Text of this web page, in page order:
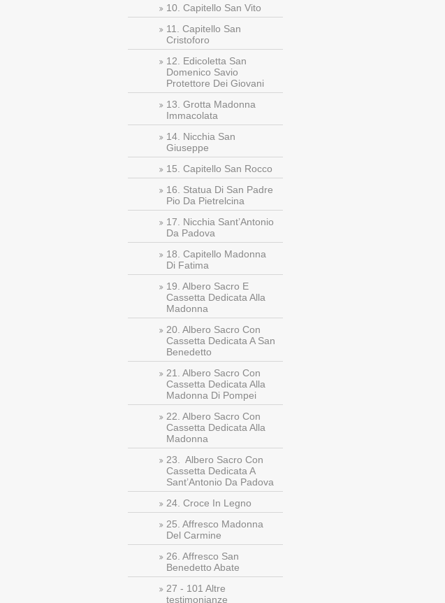
10. Capitello San Vito
11. Capitello San
Cristoforo
12. Edicoletta San
Domenico Savio
Protettore Dei Giovani
13. Grotta Madonna
Immacolata
14. Nicchia San
Giuseppe
15. Capitello San Rocco
16. Statua Di San Padre
Pio Da Pietrelcina
17. Nicchia Sant’Antonio
Da Padova
18. Capitello Madonna
Di Fatima
19. Albero Sacro E
Cassetta Dedicata Alla
Madonna
20. Albero Sacro Con
Cassetta Dedicata A San
Benedetto
21. Albero Sacro Con
Cassetta Dedicata Alla
Madonna Di Pompei
22. Albero Sacro Con
Cassetta Dedicata Alla
Madonna
23. Albero Sacro Con
Cassetta Dedicata A
Sant’Antonio Da Padova
24. Croce In Legno
25. Affresco Madonna
Del Carmine
26. Affresco San
Benedetto Abate
27 - 101 Altre
testimonianze